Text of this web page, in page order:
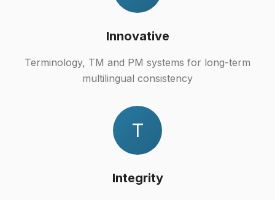
Innovative
Terminology, TM and PM systems for long-term
multilingual consistency
T
Integrity